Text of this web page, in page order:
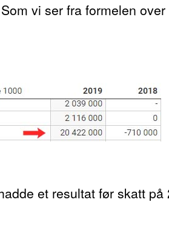
vi ser fra formelen
et resultat før skatt